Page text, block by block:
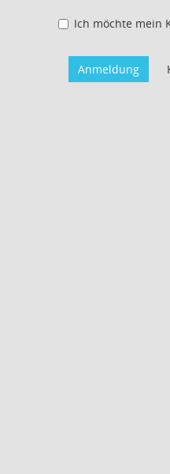
Ich möchte mein